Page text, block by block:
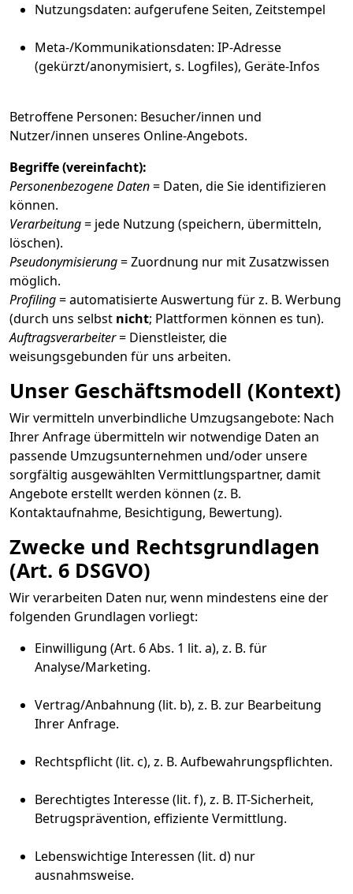
Nutzungsdaten: aufgerufene Seiten, Zeitstempel
Meta-/Kommunikationsdaten: IP-Adresse
(gekürzt/anonymisiert, s. Logfiles), Geräte-Infos
Betroffene Personen: Besucher/innen und
Nutzer/innen unseres Online-Angebots.
Begriffe (vereinfacht):
Personenbezogene Daten= Daten, die Sie identifizieren
können.
Verarbeitung= jede Nutzung (speichern, übermitteln,
löschen).
Pseudonymisierung= Zuordnung nur mit Zusatzwissen
möglich.
Profiling= automatisierte Auswertung für z. B. Werbung
(durch uns selbst nicht; Plattformen können es tun).
Auftragsverarbeiter= Dienstleister, die
weisungsgebunden für uns arbeiten.
Unser Geschäftsmodell (Kontext)
Wir vermitteln unverbindliche Umzugsangebote: Nach
Ihrer Anfrage übermitteln wir notwendige Daten an
passende Umzugsunternehmen und/oder unsere
sorgfältig ausgewählten Vermittlungspartner, damit
Angebote erstellt werden können (z. B.
Kontaktaufnahme, Besichtigung, Bewertung).
Zwecke und Rechtsgrundlagen
(Art. 6 DSGVO)
Wir verarbeiten Daten nur, wenn mindestens eine der
folgenden Grundlagen vorliegt:
Einwilligung (Art. 6 Abs. 1 lit. a), z. B. für
Analyse/Marketing.
Vertrag/Anbahnung (lit. b), z. B. zur Bearbeitung
Ihrer Anfrage.
Rechtspflicht (lit. c), z. B. Aufbewahrungspflichten.
Berechtigtes Interesse (lit. f), z. B. IT-Sicherheit,
Betrugsprävention, effiziente Vermittlung.
Lebenswichtige Interessen (lit. d) nur
ausnahmsweise.